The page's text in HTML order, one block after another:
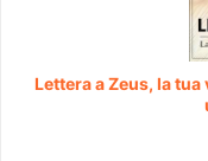
Lettera a Zeus, la